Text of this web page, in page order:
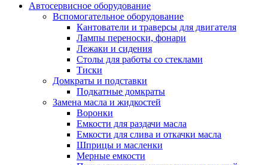
Автосервисное оборудование
Вспомогательное оборудование
Кантователи и траверсы для двигателя
Лампы переноски, фонари
Лежаки и сидения
Столы для работы со стеклами
Тиски
Домкраты и подставки
Подкатные домкраты
Замена масла и жидкостей
Воронки
Емкости для раздачи масла
Емкости для слива и откачки масла
Шприцы и масленки
Мерные емкости